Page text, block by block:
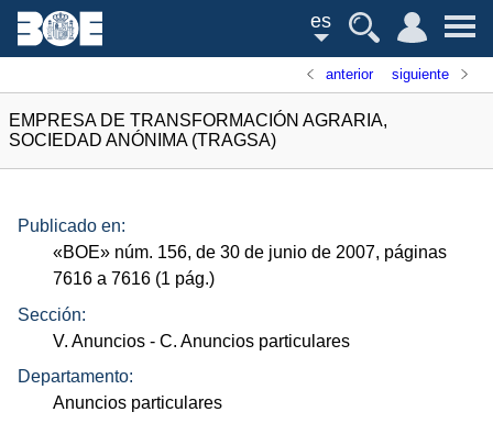
es
anterior siguiente
EMPRESA DE TRANSFORMACIÓN AGRARIA,
SOCIEDAD ANÓNIMA (TRAGSA)
Publicado en:
«BOE» núm. 156, de 30 de junio de 2007, páginas
7616 a 7616 (1 pág.)
Sección:
V. Anuncios - C. Anuncios particulares
Departamento:
Anuncios particulares